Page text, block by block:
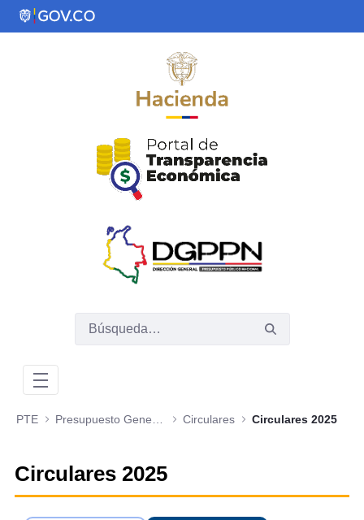
Saltar al contenido principal
PTE Circulares Circulares 2025
Circulares 2025